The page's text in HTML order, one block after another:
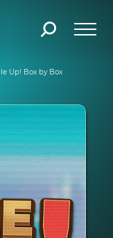
Up! Box by Box